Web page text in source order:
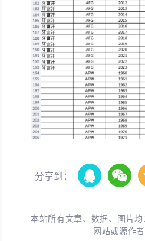
分享到：
本站所有文章、数据、图片
网站或源作者